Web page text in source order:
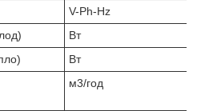
V-Ph-Hz
Вт
Вт
м3/год